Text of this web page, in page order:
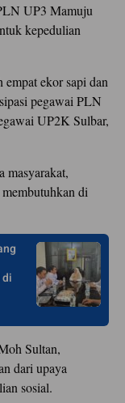
UP3 Mamuju
kepedulian
ekor sapi dan
pegawai PLN
UP2K Sulbar,
masyarakat,
di
Sultan,
dari upaya
sosial.